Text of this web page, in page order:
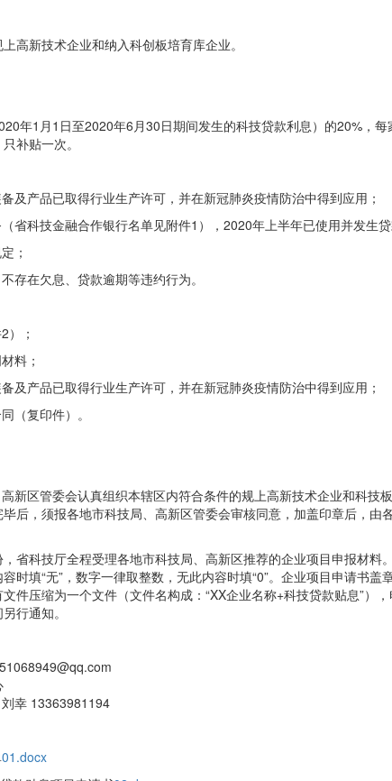
高新技术企业和纳入科创板培育库企业。
年1月1日至2020年6月30日期间发生的科技贷款利息）的20%，
补贴一次。
及产品已取得行业生产许可，并在新冠肺炎疫情防治中得到应用；
省科技金融合作银行名单见附件1），2020年上半年已使用并发生贷
；
存在欠息、贷款逾期等违约行为。
）；
料；
及产品已取得行业生产许可，并在新冠肺炎疫情防治中得到应用；
（复印件）。
新区管委会认真组织本辖区内符合条件的规上高新技术企业和科技
后，须报各地市科技局、高新区管委会审核同意，加盖印章后，由
省科技厅全程受理各地市科技局、高新区推荐的企业项目申报材料
时填“无”，数字一律取整数，无此内容时填“0”。企业项目申请书盖
件压缩为一个文件（文件名构成：“XX企业名称+科技贷款贴息”）
行通知。
13363981194
01.docx